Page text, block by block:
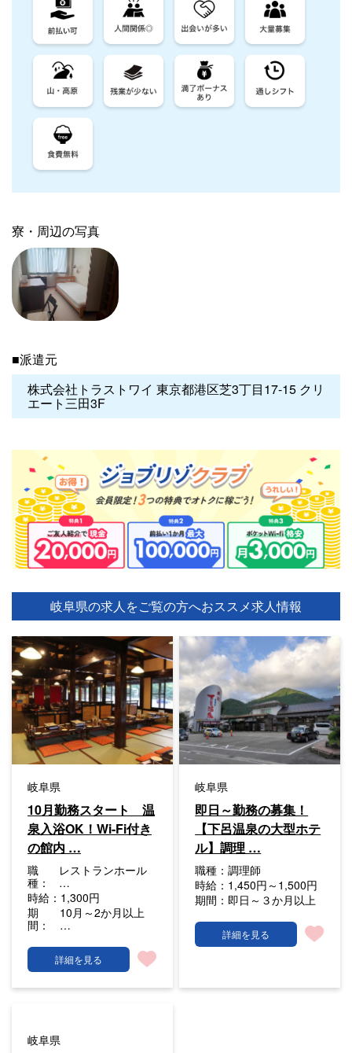
寮・周辺の写真
■派遣元
株式会社トラストワイ 東京都港区芝3丁目17-15 クリ
エート三田3F
岐阜県の求人をご覧の方へおススメ求人情報
岐阜県
10月勤務スタート 温
泉入浴OK！Wi-Fi付き
の館内 …
職
種：
レストランホール
…
時給： 1,300円
期
間：
10月～2か月以上
…
詳細を見る
岐阜県
即日～勤務の募集！
【下呂温泉の大型ホテ
ル】調理 …
職種：調理師
時給： 1,450円～1,500円
期間：即日～３か月以上
詳細を見る
岐阜県